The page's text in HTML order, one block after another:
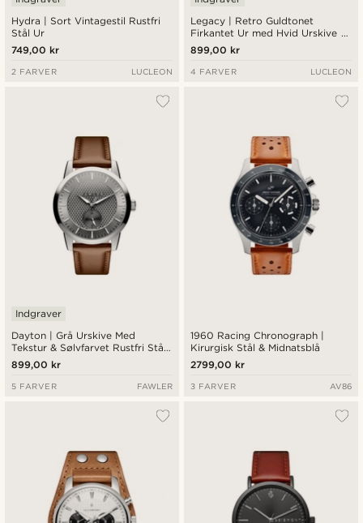
Hydra | Sort Vintagestil Rustfri
Stål Ur
749,00 kr
2 FARVER LUCLEON
Legacy | Retro Guldtonet
Firkantet Ur med Hvid Urskive &
Brun Læderrem
899,00 kr
4 FARVER LUCLEON
Dayton | Grå Urskive Med
Tekstur & Sølvfarvet Rustfri Stål
Ur
Indgraver
899,00 kr
5 FARVER FAWLER
1960 Racing Chronograph |
Kirurgisk Stål & Midnatsblå
2799,00 kr
3 FARVER AV86